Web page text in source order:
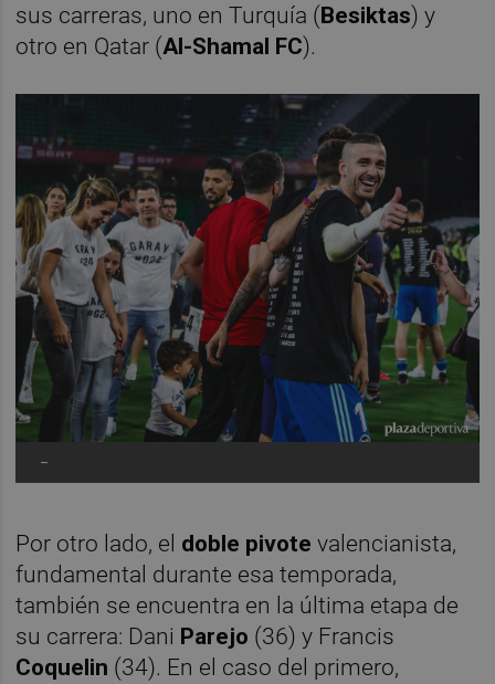
sus carreras, uno en Turquía (Besiktas) y
otro en Qatar (Al-Shamal FC).
-
Por otro lado, el doble pivotevalencianista,
fundamental durante esa temporada,
también se encuentra en la última etapa de
su carrera: Dani Parejo (36) y Francis
Coquelin (34). En el caso del primero,